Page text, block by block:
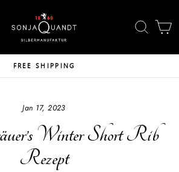
Widget
FREE SHIPPING
Jan 17, 2023
Winter Short Rib
Rezept